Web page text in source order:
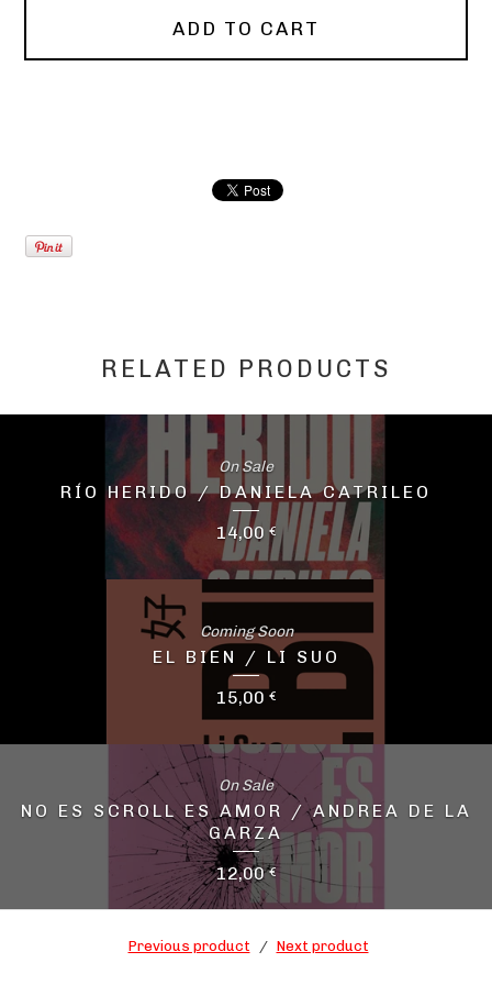
ADD TO CART
RELATED PRODUCTS
RÍO HERIDO / DANIELA CATRILEO
14,00 €
On Sale
EL BIEN / LI SUO
15,00 €
Coming Soon
NO ES SCROLL ES AMOR / ANDREA DE LA
GARZA
12,00€
On Sale
Previous product Next product